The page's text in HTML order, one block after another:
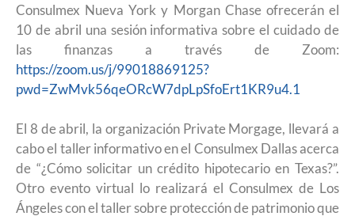
Consulmex Nueva York y Morgan Chase ofrecerán el
10 de abril una sesión informativa sobre el cuidado de
las finanzas a través de Zoom:
https://zoom.us/j/99018869125?
pwd=ZwMvk56qeORcW7dpLpSfoErt1KR9u4.1
El 8 de abril, la organización Private Morgage, llevará a
cabo el taller informativo en el Consulmex Dallas acerca
de “¿Cómo solicitar un crédito hipotecario en Texas?”.
Otro evento virtual lo realizará el Consulmex de Los
Ángeles con el taller sobre protección de patrimonio que